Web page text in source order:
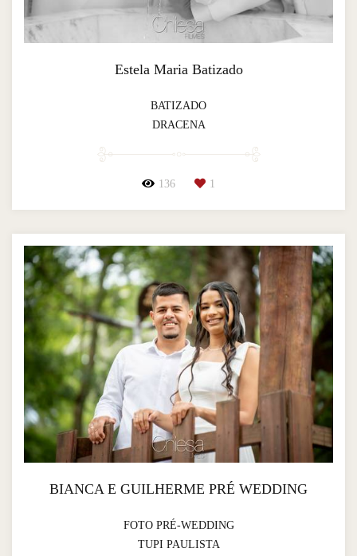
Estela Maria Batizado
BATIZADO
DRACENA
136 1
BIANCA E GUILHERME PRÉ WEDDING
FOTO PRÉ-WEDDING
TUPI PAULISTA